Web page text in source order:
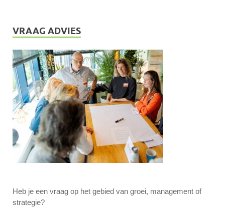
VRAAG ADVIES
Heb je een vraag op het gebied van groei, management of
strategie?